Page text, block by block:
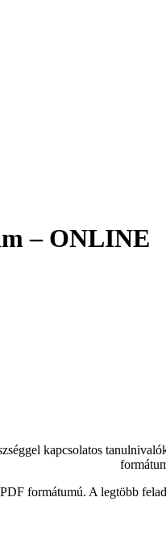
– ONLINE
kapcsolatos
formátumú. A legtöbb